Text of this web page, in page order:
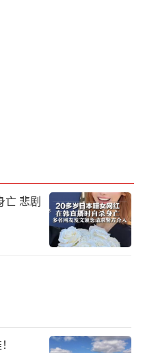
亡 悲剧